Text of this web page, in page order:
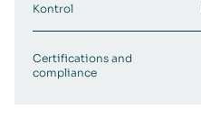
Kontrol
Certifications and
compliance